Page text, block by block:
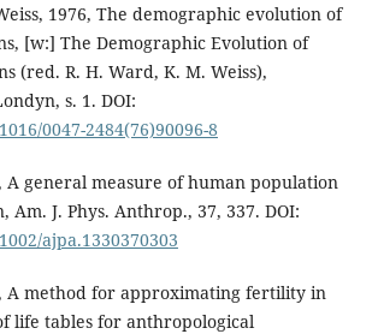
1976, The demographic evolution of
[w:] The Demographic Evolution of
(red. R. H. Ward, K. M. Weiss),
s. 1. DOI:
0047-2484(76)90096-8
A general measure of human population
J. Phys. Anthrop., 37, 337. DOI:
ajpa.1330370303
A method for approximating fertility in
life tables for anthropological